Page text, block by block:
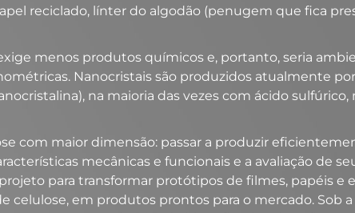
reciclado, línter do algodão (penugem que fica
menos produtos químicos e, portanto, seria
Nanocristais são produzidos atualmente
na maioria das vezes com ácido
com maior dimensão: passar a produzir
mecânicas e funcionais e a avaliação de
para transformar protótipos de filmes, papéis e
em produtos prontos para o mercado. Sob a